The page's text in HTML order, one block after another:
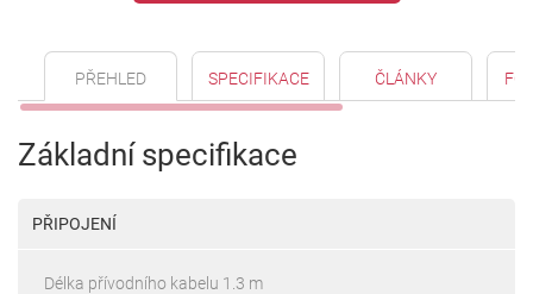
PŘEHLED SPECIFIKACE ČLÁNKY
Základní specifikace
PŘIPOJENÍ
Délka přívodního kabelu 1.3 m